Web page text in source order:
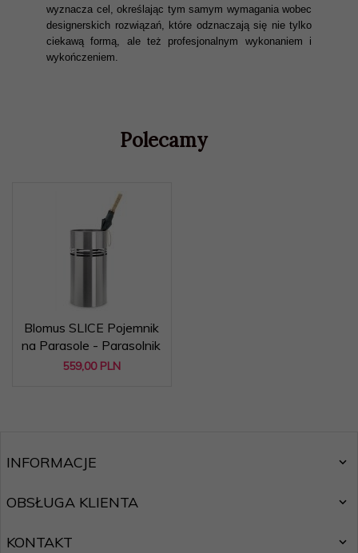
wyznacza cel, określając tym samym wymagania wobec
designerskich rozwiązań, które odznaczają się nie tylko
ciekawą formą, ale też profesjonalnym wykonaniem i
wykończeniem.
Polecamy
Blomus SLICE Pojemnik
na Parasole - Parasolnik
559,00 PLN
INFORMACJE
OBSŁUGA KLIENTA
KONTAKT